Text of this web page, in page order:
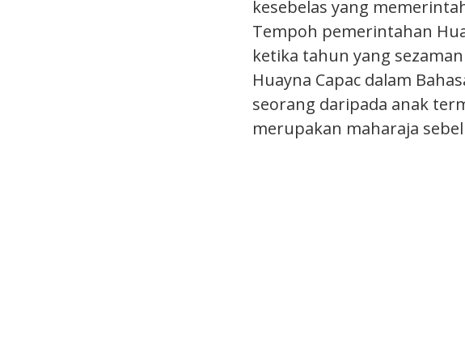
kesebelas yang
Tempoh pemerintahan
ketika tahun yang
Huayna Capac dalam
seorang daripada anak
merupakan maharaja